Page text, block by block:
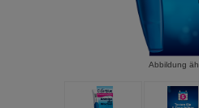
Abbildung